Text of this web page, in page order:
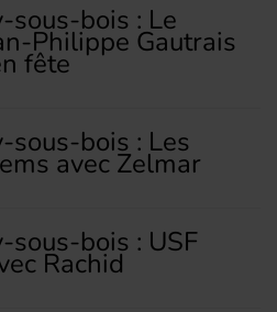
sous-bois : Le
Philippe Gautrais
fête
sous-bois : Les
avec Zelmar
sous-bois : USF
Rachid